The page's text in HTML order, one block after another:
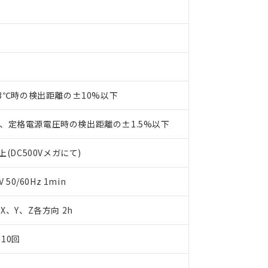
時の検出距離の±10%以下
定格電源電圧時の検出距離の±1.5%以下
(DC500Vメガにて)
50/60Hz 1min
、Y、Z各方向 2h
回
器販売店や当社販売拠点は「販売ネットワーク
標準価格結果を当社の事前の承諾なく第三者に漏洩または開示しな
（部品リスト作成サービス）をご利用いただくには、I-Webメンバ
・サービスに関するお客様との取引・商談に必要な範囲で利用する
用者とは、"個人情報の共同利用に関して"
ます。
監視および制御機器に対する適用除外項目は除く。
質については閾値を超える意図的な使用がないことを確認しています。
況などにより、予定月が前後することがあります。
ウンロード
ダウンロードすることができます。
質）の非含有証明書
書（当社基準）
点で非含有を証明するもので、過去に遡って非含有を証明するも
フタル酸エステル類４物質の対応では、対応完了までの期間は出
欄に対応日を記載しておりました。
銀) : 1000ppm、 Cd(カドミウム) : 100ppm、
、 PBBs(ポリ臭化ビフェニル類) : 1000ppm、 PBDEs(ポリ臭化ジフェニルエーテ
、 DIBP(フタル酸ジイソブチル) : 1000ppm、 BBP(フタル酸ブチルベンジル) :
ルヘキシル)) : 1000ppm
限
物質）のすべてが基準値以下であることを示します。
況下において有害物質が外部に漏えいし、環境に深刻な影響を及
当社販売部門へお問い合わせください。
を破棄する場合は、完全に破砕するなど、違法に輸出されないよう
売先および販売に係わる関係者が違法に輸出するおそれがある場合
合意する
新の在庫状況については、お客様のお取引先、またはお客様担当
・当社販売員にご確認ください)
種、また在庫状況の情報を公開していない機種